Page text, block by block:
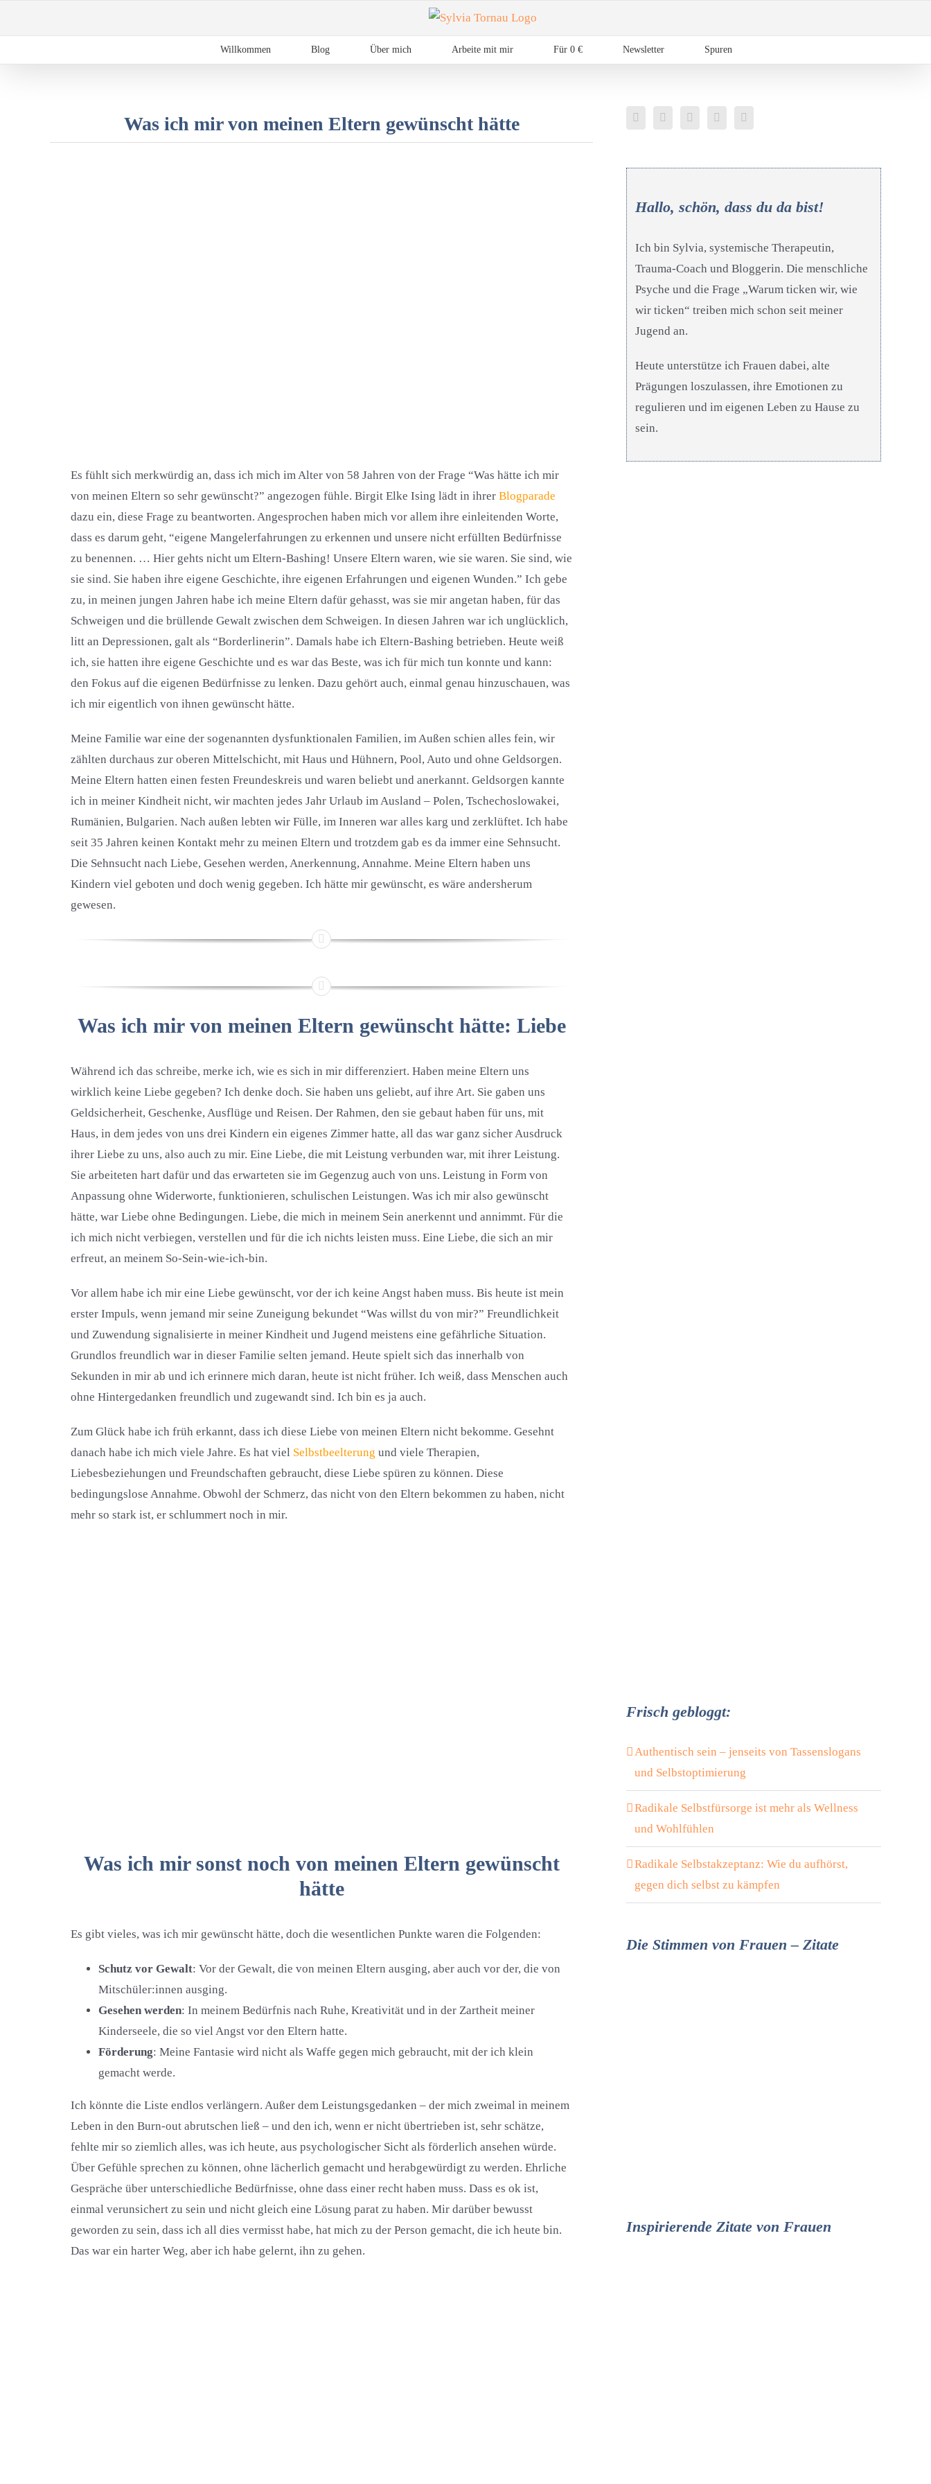
Willkommen Blog Über mich Arbeite mit mir Für 0 € Newsletter Spuren
Was ich mir von meinen Eltern gewünscht hätte
Es fühlt sich merkwürdig an, dass ich mich im Alter von 58 Jahren von der Frage “Was hätte ich mir
von meinen Eltern so sehr gewünscht?” angezogen fühle. Birgit Elke Ising lädt in ihrer Blogparade
dazu ein, diese Frage zu beantworten. Angesprochen haben mich vor allem ihre einleitenden Worte,
dass es darum geht, “eigene Mangelerfahrungen zu erkennen und unsere nicht erfüllten Bedürfnisse
zu benennen. … Hier gehts nicht um Eltern-Bashing! Unsere Eltern waren, wie sie waren. Sie sind, wie
sie sind. Sie haben ihre eigene Geschichte, ihre eigenen Erfahrungen und eigenen Wunden.” Ich gebe
zu, in meinen jungen Jahren habe ich meine Eltern dafür gehasst, was sie mir angetan haben, für das
Schweigen und die brüllende Gewalt zwischen dem Schweigen. In diesen Jahren war ich unglücklich,
litt an Depressionen, galt als “Borderlinerin”. Damals habe ich Eltern-Bashing betrieben. Heute weiß
ich, sie hatten ihre eigene Geschichte und es war das Beste, was ich für mich tun konnte und kann:
den Fokus auf die eigenen Bedürfnisse zu lenken. Dazu gehört auch, einmal genau hinzuschauen, was
ich mir eigentlich von ihnen gewünscht hätte.
Meine Familie war eine der sogenannten dysfunktionalen Familien, im Außen schien alles fein, wir
zählten durchaus zur oberen Mittelschicht, mit Haus und Hühnern, Pool, Auto und ohne Geldsorgen.
Meine Eltern hatten einen festen Freundeskreis und waren beliebt und anerkannt. Geldsorgen kannte
ich in meiner Kindheit nicht, wir machten jedes Jahr Urlaub im Ausland – Polen, Tschechoslowakei,
Rumänien, Bulgarien. Nach außen lebten wir Fülle, im Inneren war alles karg und zerklüftet. Ich habe
seit 35 Jahren keinen Kontakt mehr zu meinen Eltern und trotzdem gab es da immer eine Sehnsucht.
Die Sehnsucht nach Liebe, Gesehen werden, Anerkennung, Annahme. Meine Eltern haben uns
Kindern viel geboten und doch wenig gegeben. Ich hätte mir gewünscht, es wäre andersherum
gewesen.
Was ich mir von meinen Eltern gewünscht hätte: Liebe
Während ich das schreibe, merke ich, wie es sich in mir differenziert. Haben meine Eltern uns
wirklich keine Liebe gegeben? Ich denke doch. Sie haben uns geliebt, auf ihre Art. Sie gaben uns
Geldsicherheit, Geschenke, Ausflüge und Reisen. Der Rahmen, den sie gebaut haben für uns, mit
Haus, in dem jedes von uns drei Kindern ein eigenes Zimmer hatte, all das war ganz sicher Ausdruck
ihrer Liebe zu uns, also auch zu mir. Eine Liebe, die mit Leistung verbunden war, mit ihrer Leistung.
Sie arbeiteten hart dafür und das erwarteten sie im Gegenzug auch von uns. Leistung in Form von
Anpassung ohne Widerworte, funktionieren, schulischen Leistungen. Was ich mir also gewünscht
hätte, war Liebe ohne Bedingungen. Liebe, die mich in meinem Sein anerkennt und annimmt. Für die
ich mich nicht verbiegen, verstellen und für die ich nichts leisten muss. Eine Liebe, die sich an mir
erfreut, an meinem So-Sein-wie-ich-bin.
Vor allem habe ich mir eine Liebe gewünscht, vor der ich keine Angst haben muss. Bis heute ist mein
erster Impuls, wenn jemand mir seine Zuneigung bekundet “Was willst du von mir?” Freundlichkeit
und Zuwendung signalisierte in meiner Kindheit und Jugend meistens eine gefährliche Situation.
Grundlos freundlich war in dieser Familie selten jemand. Heute spielt sich das innerhalb von
Sekunden in mir ab und ich erinnere mich daran, heute ist nicht früher. Ich weiß, dass Menschen auch
ohne Hintergedanken freundlich und zugewandt sind. Ich bin es ja auch.
Zum Glück habe ich früh erkannt, dass ich diese Liebe von meinen Eltern nicht bekomme. Gesehnt
danach habe ich mich viele Jahre. Es hat viel Selbstbeelterung und viele Therapien,
Liebesbeziehungen und Freundschaften gebraucht, diese Liebe spüren zu können. Diese
bedingungslose Annahme. Obwohl der Schmerz, das nicht von den Eltern bekommen zu haben, nicht
mehr so stark ist, er schlummert noch in mir.
Was ich mir sonst noch von meinen Eltern gewünscht
hätte
Es gibt vieles, was ich mir gewünscht hätte, doch die wesentlichen Punkte waren die Folgenden:
Schutz vor Gewalt: Vor der Gewalt, die von meinen Eltern ausging, aber auch vor der, die von
Mitschüler:innen ausging.
Gesehen werden: In meinem Bedürfnis nach Ruhe, Kreativität und in der Zartheit meiner
Kinderseele, die so viel Angst vor den Eltern hatte.
Förderung: Meine Fantasie wird nicht als Waffe gegen mich gebraucht, mit der ich klein
gemacht werde.
Ich könnte die Liste endlos verlängern. Außer dem Leistungsgedanken – der mich zweimal in meinem
Leben in den Burn-out abrutschen ließ – und den ich, wenn er nicht übertrieben ist, sehr schätze,
fehlte mir so ziemlich alles, was ich heute, aus psychologischer Sicht als förderlich ansehen würde.
Über Gefühle sprechen zu können, ohne lächerlich gemacht und herabgewürdigt zu werden. Ehrliche
Gespräche über unterschiedliche Bedürfnisse, ohne dass einer recht haben muss. Dass es ok ist,
einmal verunsichert zu sein und nicht gleich eine Lösung parat zu haben. Mir darüber bewusst
geworden zu sein, dass ich all dies vermisst habe, hat mich zu der Person gemacht, die ich heute bin.
Das war ein harter Weg, aber ich habe gelernt, ihn zu gehen.
Hallo, schön, dass du da bist!
Ich bin Sylvia, systemische Therapeutin,
Trauma-Coach und Bloggerin. Die menschliche
Psyche und die Frage „Warum ticken wir, wie
wir ticken“ treiben mich schon seit meiner
Jugend an.
Heute unterstütze ich Frauen dabei, alte
Prägungen loszulassen, ihre Emotionen zu
regulieren und im eigenen Leben zu Hause zu
sein.
Frisch gebloggt:
Authentisch sein – jenseits von Tassenslogans
und Selbstoptimierung
Radikale Selbstfürsorge ist mehr als Wellness
und Wohlfühlen
Radikale Selbstakzeptanz: Wie du aufhörst,
gegen dich selbst zu kämpfen
Die Stimmen von Frauen – Zitate
Inspirierende Zitate von Frauen